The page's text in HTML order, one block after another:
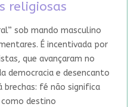
religiosas
sob mando masculino
É incentivada por
que avançaram no
democracia e desencanto
brechas: fé não significa
destino